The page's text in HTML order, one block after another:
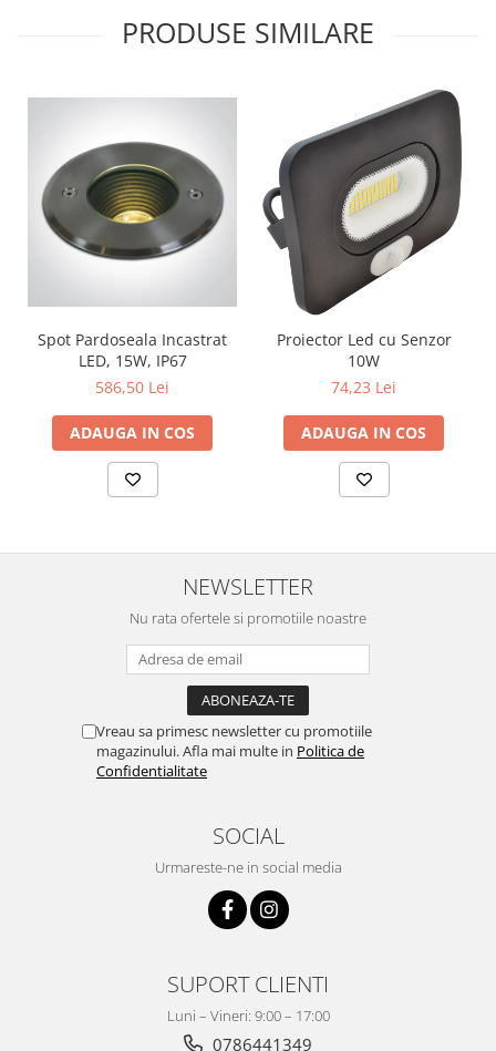
Controlere și senzori LED
Iluminat Industrial
Corpuri Liniare LED Industriale
Corp Iluminat Led Highbay
Iluminat Stradal
Kituri Legrand
Statii Incarcare Electrice
Stalpi Octogonali Galvanizati
Stalpi de Iluminat
Brate + accesorii
Stalpi Decorativi
PRODUSE SIMILARE
Spot Pardoseala Incastrat
LED, 15W, IP67
586,50 Lei
ADAUGA IN COS
Proiector Led cu Senzor
10W
74,23 Lei
ADAUGA IN COS
NEWSLETTER
Nu rata ofertele si promotiile noastre
Vreau sa primesc newsletter cu promotiile
magazinului. Afla mai multe in Politica de
Confidentialitate
SOCIAL
Urmareste-ne in social media
SUPORT CLIENTI
Luni – Vineri: 9:00 – 17:00
0786441349